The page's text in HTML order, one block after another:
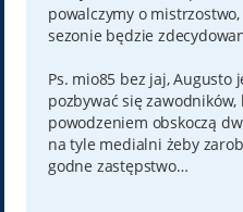
powalczymy o
sezonie będzie
Ps. mio85 bez jaj, Augusto
pozbywać się zawodników,
powodzeniem obskoczą
na tyle medialni żeby
godne zastępstwo…